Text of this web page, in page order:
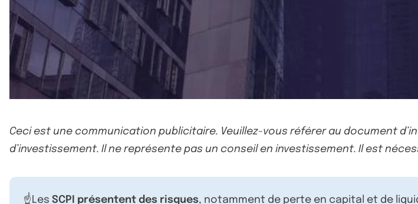
Ceci est une communication publicitaire. Veuillez-vous référer au document
d’investissement. Il ne représente pas un conseil en investissement. Il est
☝️Les SCPI présentent des risques, notamment de perte en capital et de